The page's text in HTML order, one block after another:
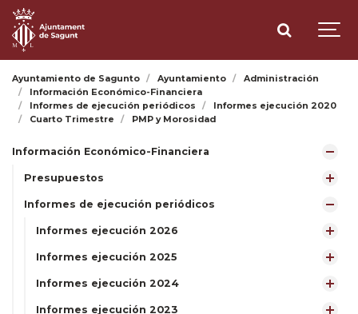
Ayuntamiento de Sagunto Ayuntamiento
Administración
Información Económico-Financiera
Informes de ejecución periódicos
Informes ejecución 2020
Cuarto Trimestre
PMP y Morosidad
Información Económico-Financiera
Presupuestos
Informes de ejecución periódicos
Informes ejecución 2026
Informes ejecución 2025
Informes ejecución 2024
Informes ejecución 2023